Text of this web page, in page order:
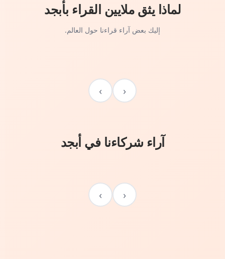
لماذا يثق ملايين القراء بأبجد
إليك بعض آراء قراءنا حول العالم.
‹
›
آراء شركاءنا في أبجد
‹
›